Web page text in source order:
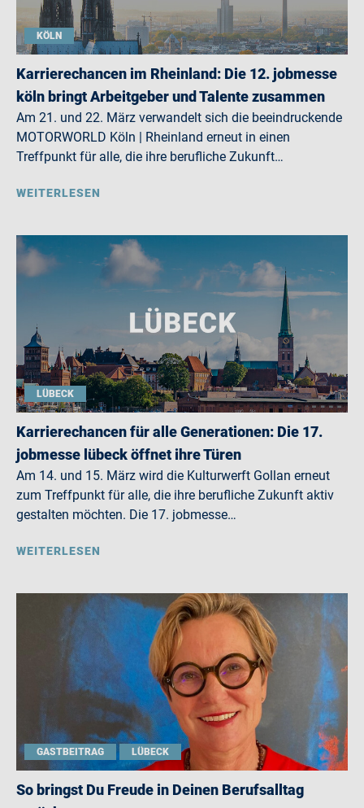
KÖLN
Karrierechancen im Rheinland: Die 12. jobmesse
köln bringt Arbeitgeber und Talente zusammen
Am 21. und 22. März verwandelt sich die beeindruckende
MOTORWORLD Köln | Rheinland erneut in einen
Treffpunkt für alle, die ihre berufliche Zukunft…
WEITERLESEN
LÜBECK
Karrierechancen für alle Generationen: Die 17.
jobmesse lübeck öffnet ihre Türen
Am 14. und 15. März wird die Kulturwerft Gollan erneut
zum Treffpunkt für alle, die ihre berufliche Zukunft aktiv
gestalten möchten. Die 17. jobmesse…
WEITERLESEN
GASTBEITRAG LÜBECK
So bringst Du Freude in Deinen Berufsalltag